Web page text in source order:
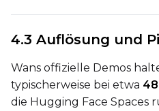
4.3 Auflösung und
Wans offizielle Demos
typischerweise bei etwa
die Hugging Face Spaces